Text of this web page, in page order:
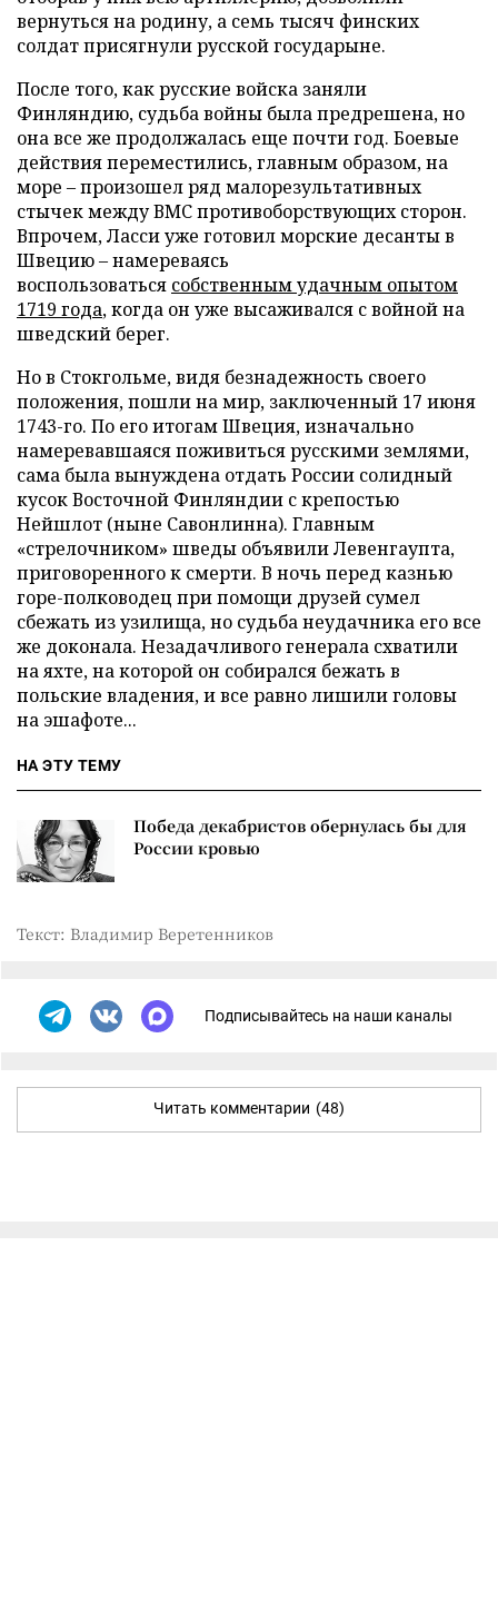
вернуться на родину, а семь тысяч финских
солдат присягнули русской государыне.
После того, как русские войска заняли
Финляндию, судьба войны была предрешена, но
она все же продолжалась еще почти год. Боевые
действия переместились, главным образом, на
море – произошел ряд малорезультативных
стычек между ВМС противоборствующих сторон.
Впрочем, Ласси уже готовил морские десанты в
Швецию – намереваясь
воспользоваться собственным удачным опытом
1719 года, когда он уже высаживался с войной на
шведский берег.
Но в Стокгольме, видя безнадежность своего
положения, пошли на мир, заключенный 17 июня
1743-го. По его итогам Швеция, изначально
намеревавшаяся поживиться русскими землями,
сама была вынуждена отдать России солидный
кусок Восточной Финляндии с крепостью
Нейшлот (ныне Савонлинна). Главным
«стрелочником» шведы объявили Левенгаупта,
приговоренного к смерти. В ночь перед казнью
горе-полководец при помощи друзей сумел
сбежать из узилища, но судьба неудачника его все
же доконала. Незадачливого генерала схватили
на яхте, на которой он собирался бежать в
польские владения, и все равно лишили головы
на эшафоте...
НА ЭТУ ТЕМУ
Победа декабристов обернулась бы для
России кровью
Текст: Владимир Веретенников
Подписывайтесь на наши каналы
Читать комментарии (48)